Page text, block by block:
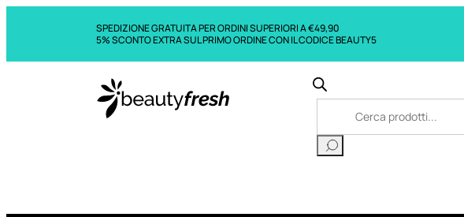
SPEDIZIONE GRATUITA PER ORDINI SUPERIORI A €49,90
5% SCONTO EXTRA SUL PRIMO ORDINE CON IL CODICE BEAUTY5